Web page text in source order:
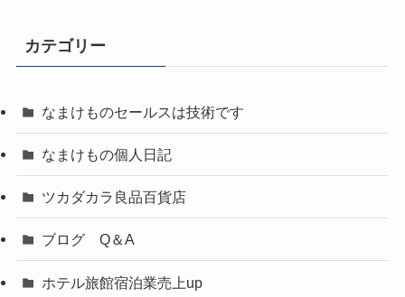
カテゴリー
なまけものセールスは技術です
なまけもの個人日記
ツカダカラ良品百貨店
ブログ Q＆A
ホテル旅館宿泊業売上up